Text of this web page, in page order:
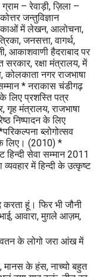
– रेवाड़ी, ज़िला –
जन्तुविज्ञान
में लेखन, आलोचना,
जनसत्ता, वागर्थ,
आकाशवाणी हैदराबाद पर
रक्षा मंत्रालय, में
नगर राजभाषा
* नराकास चंडीगढ़
के लिए प्रशस्ति पत्र
मंत्रालय, राजभाषा
निष्पादन के लिए
ब्लोगोत्सव
के लिए। (2010) *
सेवा सम्मान 2011
में हिन्दी के उत्कृष्ट
हूं। फिर भी जौनी
भाई, आवारा, मुग़ले आज़म,
के लोगो जरा आंख में
मानस के हंस, नाच्यो बहुत